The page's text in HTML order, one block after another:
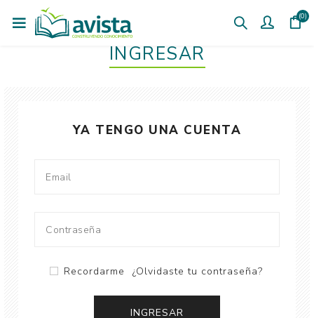
(0)
INGRESAR
YA TENGO UNA CUENTA
Recordarme ¿Olvidaste tu contraseña?